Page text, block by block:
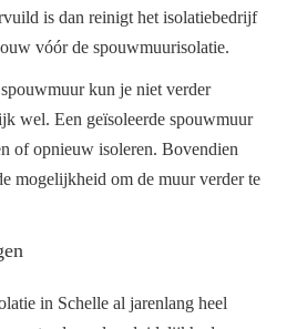
is dan reinigt het isolatiebedrijf
vóór de spouwmuurisolatie.
kun je niet verder
wel. Een geïsoleerde spouwmuur
of opnieuw isoleren. Bovendien
mogelijkheid om de muur verder te
in Schelle al jarenlang heel